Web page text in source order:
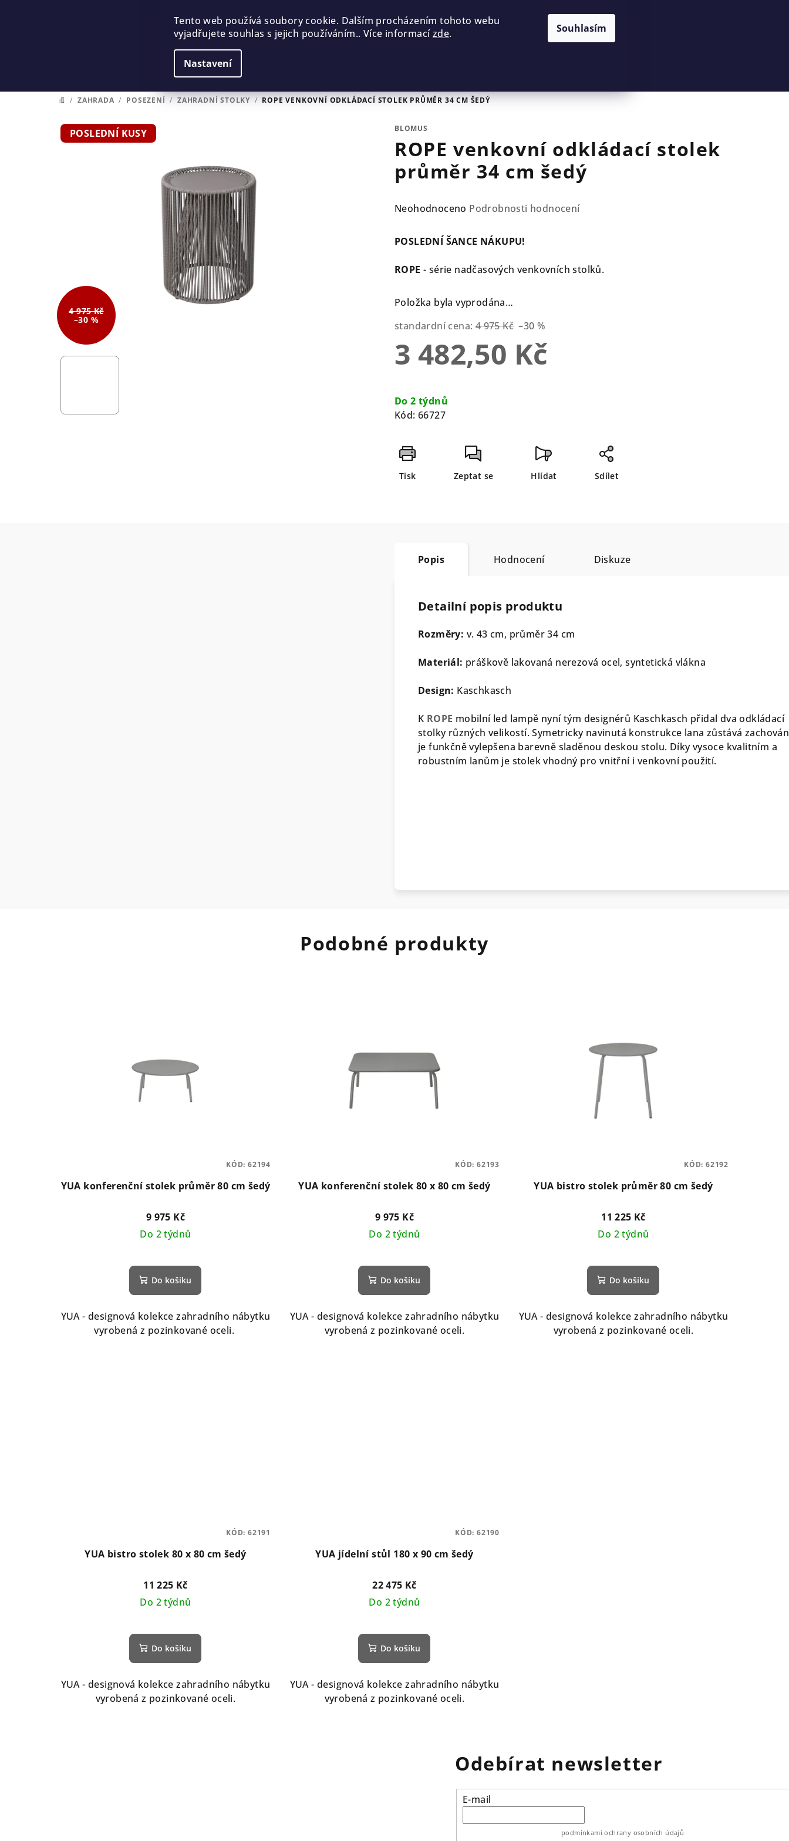
Tento web používá soubory cookie. Dalším procházením tohoto webu
vyjadřujete souhlas s jejich používáním.. Více informacízde.
Nastavení
Souhlasím
DOMŮ
/ ZAHRADA / POSEZENÍ / ZAHRADNÍ­ STOLKY / ROPE VENKOVNÍ ODKLÁDACÍ STOLEK PRŮMĚR 34 CM ŠEDÝ
BLOMUS
ROPE venkovní odkládací stolek
průměr 34 cm šedý
Průměrné
produktu
0,0
hvězdiček.
Neohodnoceno Podrobnosti hodnocení
POSLEDNÍ ŠANCE NÁKUPU!
ROPE - série nadčasových venkovních stolků.
Položka byla vyprodána…
standardní cena: 4 975 Kč –30 %
3 482,50 Kč
cena:
Do 2 týdnů
Kód: 66727
Tisk Zeptat se Hlídat Sdílet
POSLEDNÍ KUSY
4 975 Kč
–30 %
Popis Hodnocení Diskuze
Detailní popis produktu
Rozměry: v. 43 cm, průměr 34 cm
Materiál: práškově lakovaná nerezová ocel, syntetická vlákna
Design: Kaschkasch
K ROPE mobilní led lampě nyní tým designérů Kaschkasch přidal dva odkládací
stolky různých velikostí. Symetricky navinutá konstrukce lana zůstává
je funkčně vylepšena barevně sladěnou deskou stolu. Díky vysoce kvalitním a
robustním lanům je stolek vhodný pro vnitřní i venkovní použití.
Podobné produkty
YUA konferenční stolek průměr 80 cm šedý
9 975 Kč
Do 2 týdnů
Do košíku
YUA - designová kolekce zahradního nábytku
vyrobená z pozinkované oceli.
KÓD: 62194
YUA konferenční stolek 80 x 80 cm šedý
9 975 Kč
Do 2 týdnů
Do košíku
YUA - designová kolekce zahradního nábytku
vyrobená z pozinkované oceli.
KÓD: 62193
YUA bistro stolek průměr 80 cm šedý
11 225 Kč
Do 2 týdnů
Do košíku
YUA - designová kolekce zahradního nábytku
vyrobená z pozinkované oceli.
KÓD: 62192
YUA bistro stolek 80 x 80 cm šedý
11 225 Kč
Do 2 týdnů
Do košíku
YUA - designová kolekce zahradního nábytku
vyrobená z pozinkované oceli.
KÓD: 62191
YUA jídelní stůl 180 x 90 cm šedý
22 475 Kč
Do 2 týdnů
Do košíku
YUA - designová kolekce zahradního nábytku
vyrobená z pozinkované oceli.
KÓD: 62190
Odebírat newsletter
E-mail
podmínkami ochrany osobních údajů